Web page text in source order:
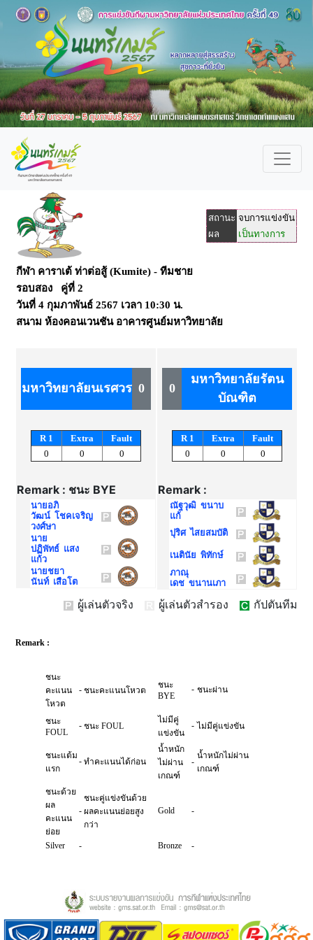
สถานะ จบการแข่งขัน
ผล
เป็นทางการ
กีฬา คาราเต้ ท่าต่อสู้ (Kumite) - ทีมชาย
รอบสอง คู่ที่ 2
วันที่ 4 กุมภาพันธ์ 2567 เวลา 10:30 น.
สนาม ห้องคอนเวนชัน อาคารศูนย์มหาวิทยาลัย
มหาวิทยาลัยนเรศวร 0
R 1 Extra
Fault
0
0 0
Remark : ชนะ BYE
นายอภิ
วัฒน์ โชคเจริญ
วงศ์ษา
นาย
ปฏิพัทธ์ แสง
แก้ว
นายชยา
นันท์ เสือโต
0
มหาวิทยาลัยรัตน
บัณฑิต
R 1 Extra
Fault
0
0 0
Remark :
ณัฐวุฒิ ขนาบ
แก้
ปุริศ ไสยสมบัติ
เนตินัย พิทักษ์
ภาณุ
เดช ขนานเภา
ผู้เล่นตัวจริง ผู้เล่นตัวสำรอง กัปตันทีม
Remark :
ชนะ
คะแนน
โหวต
- ชนะคะแนนโหวต
ชนะ
BYE
- ชนะผ่าน
ชนะ
FOUL
- ชนะ FOUL
ไม่มีคู่
แข่งขัน
- ไม่มีคู่แข่งขัน
ชนะแต้ม
แรก
- ทำคะแนนได้ก่อน
น้ำหนัก
ไม่ผ่าน
เกณฑ์
-
น้ำหนักไม่ผ่าน
เกณฑ์
ชนะด้วย
ผล
คะแนน
ย่อย
-
ชนะคู่แข่งขันด้วย
ผลคะแนนย่อยสูง
กว่า
Gold -
Silver - Bronze -